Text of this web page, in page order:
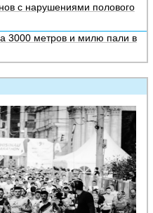
с нарушениями полового
3000 метров и милю пали в